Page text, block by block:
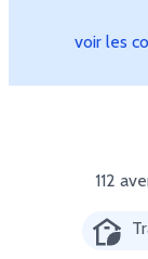
voir les
112